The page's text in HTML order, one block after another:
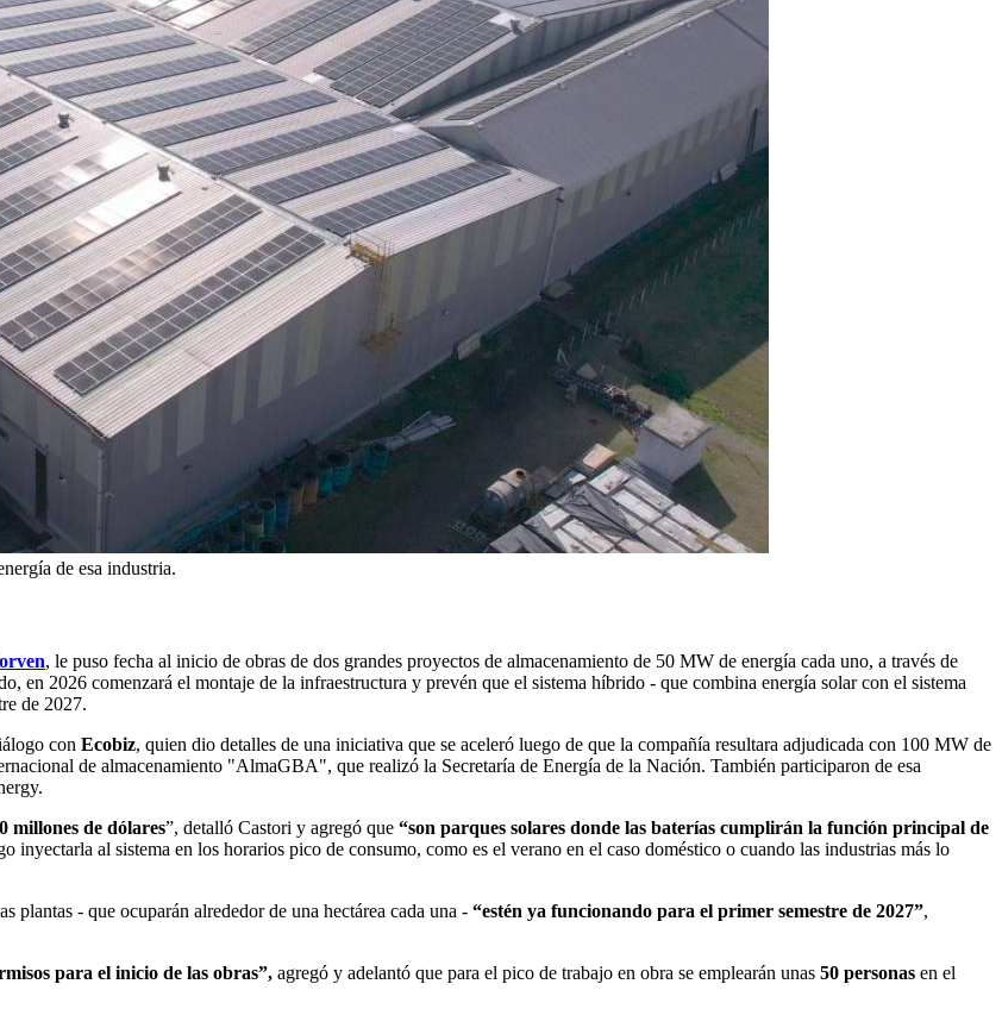
de esa industria.
, le puso fecha al inicio de obras de dos grandes proyectos de almacenamiento de 50 MW de energía cada uno, a través de
en 2026 comenzará el montaje de la infraestructura y prevén que el sistema híbrido - que combina energía solar con el sistema
de 2027.
con Ecobiz, quien dio detalles de una iniciativa que se aceleró luego de que la compañía resultara adjudicada con 100 MW de
de almacenamiento "AlmaGBA", que realizó la Secretaría de Energía de la Nación. También participaron de esa
millones de dólares”, detalló Castori y agregó que “son parques solares donde las baterías cumplirán la función principal de
inyectarla al sistema en los horarios pico de consumo, como es el verano en el caso doméstico o cuando las industrias más lo
plantas - que ocuparán alrededor de una hectárea cada una - “estén ya funcionando para el primer semestre de 2027”,
para el inicio de las obras”, agregó y adelantó que para el pico de trabajo en obra se emplearán unas 50 personas en el